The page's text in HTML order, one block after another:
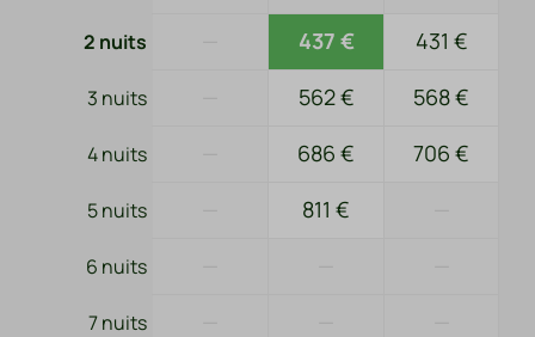
2 nuits 437 € 431 €
3 nuits 562 € 568 €
4 nuits 686 € 706 €
5 nuits 811 €
6 nuits
7 nuits